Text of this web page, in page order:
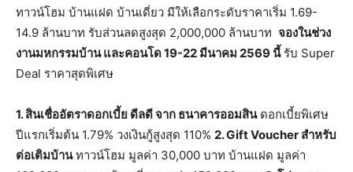
ทาวน์โฮม บ้านแฝด บ้านเดี่ยว มีให้เลือกระดับราคาเริ่ม 1.69-
14.9 ล้านบาท รับส่วนลดสูงสุด 2,000,000 ล้านบาท จองในช่วง
งานมหกรรมบ้าน และคอนโด 19-22 มีนาคม 2569 นี้รับ Super
Deal ราคาสุดพิเศษ
1. สินเชื่ออัตราดอกเบี้ย ดีลดี จาก ธนาคารออมสินดอกเบี้ยพิเศษ
ปีแรกเริ่มต้น 1.79% วงเงินกู้สูงสุด 110% 2. Gift Voucher สำหรับ
ต่อเติมบ้านทาวน์โฮม มูลค่า 30,000 บาท บ้านแฝด มูลค่า